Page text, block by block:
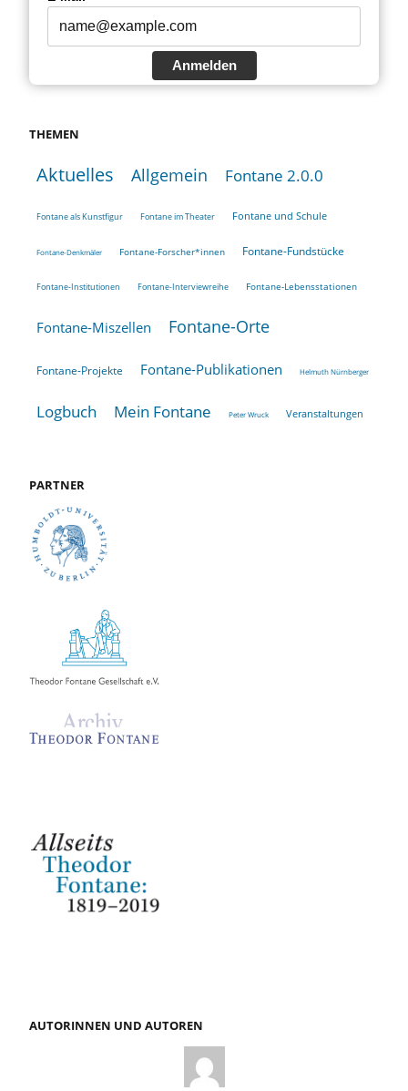
Anmelden
THEMEN
Aktuelles Allgemein Fontane 2.0.0
Fontane als Kunstfigur Fontane im Theater Fontane und Schule
Fontane-Denkmäler Fontane-Forscher*innen Fontane-Fundstücke
Fontane-Institutionen Fontane-Interviewreihe Fontane-Lebensstationen
Fontane-Miszellen Fontane-Orte
Fontane-Projekte Fontane-Publikationen Helmuth Nürnberger
Logbuch Mein Fontane Peter Wruck Veranstaltungen
PARTNER
AUTORINNEN UND AUTOREN